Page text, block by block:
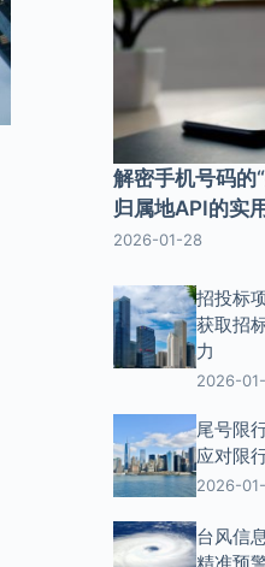
解密手机号码的
归属地API的实
2026-01-28
招投标
获取招
力
2026-
尾号限
应对限
2026-
台风信